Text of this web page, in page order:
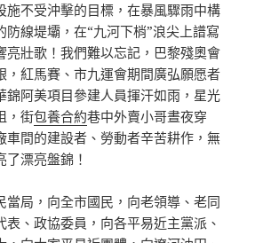
施不受沖擊的目標，在暴風驟雨中構
防線堤壩，在“九河下梢”浪尖上譜寫
亮壯歌！我們難以忘記，巴黎殘奧會
，紅馬賽、市九運會期間廣弘願愿者
錦阿美項目參建人員揮汗如雨，星光
，街包養合約巷中外賣小哥晝夜穿
車間的建設者、勞動者辛苦耕作，無
漂亮盤錦！
當局，向全市國民，向老領導、老同
表、政協委員，向各平易近主黨派、